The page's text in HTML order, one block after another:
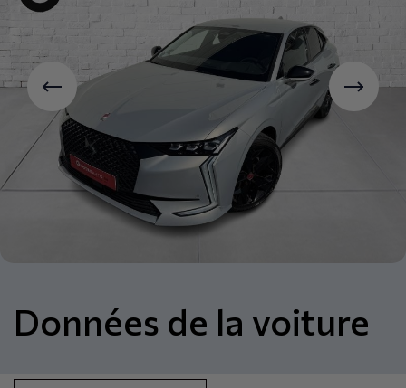
Données de la voiture